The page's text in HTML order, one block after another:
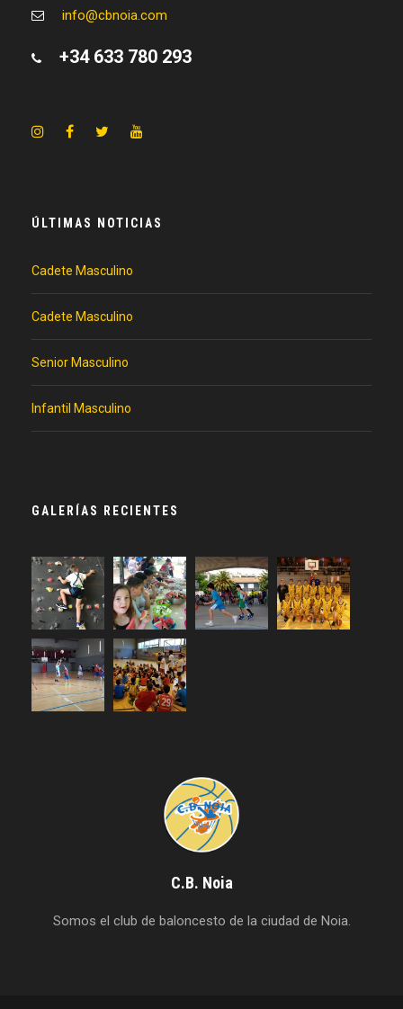
info@cbnoia.com
+34 633 780 293
ÚLTIMAS NOTICIAS
Cadete Masculino
Cadete Masculino
Senior Masculino
Infantil Masculino
GALERÍAS RECIENTES
C.B. Noia
Somos el club de baloncesto de la ciudad de Noia.